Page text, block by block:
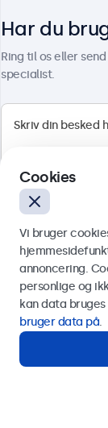
19 Tommer
Varenummer:
100+ stk. på lager
Full HD-panel
HDMI,
Montering:
Ydermål: 481
Har du
Ring til os eller
specialist.
Kontakt vores
Cookies
Vi bruger
annoncering.
personlige og
kan data
bruger data på.